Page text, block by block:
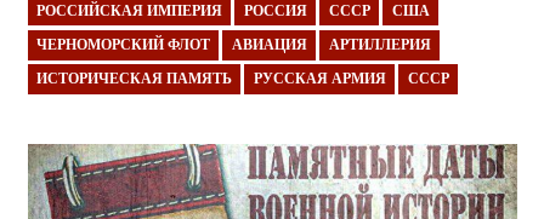
РОССИЙСКАЯ ИМПЕРИЯ РОССИЯ СССР США
ЧЕРНОМОРСКИЙ ФЛОТ АВИАЦИЯ АРТИЛЛЕРИЯ
ИСТОРИЧЕСКАЯ ПАМЯТЬ РУССКАЯ АРМИЯ СССР